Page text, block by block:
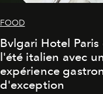
FOOD
Bvlgari Hotel
l'été italien avec
expérience
d'exception